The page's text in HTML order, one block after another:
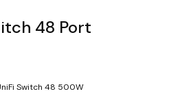
48 Port
Switch 48 500W